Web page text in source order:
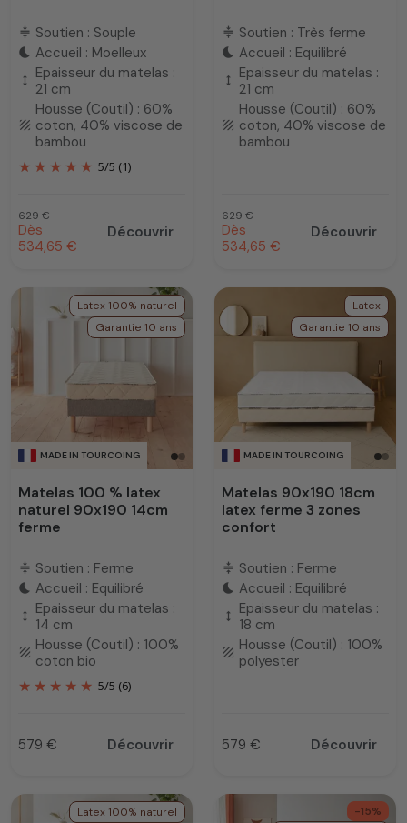
compress Soutien : Souple
bedtime Accueil : Moelleux
height
Epaisseur du matelas :
21 cm
texture
Housse (Coutil) : 60%
coton, 40% viscose de
bambou
5/5 (1)
Prix habituel
629 €
Prix promotionnel
Dès
534,65 €
Découvrir
compress Soutien : Très ferme
bedtime Accueil : Equilibré
height
Epaisseur du matelas :
21 cm
texture
Housse (Coutil) : 60%
coton, 40% viscose de
bambou
Prix habituel
629 €
Prix promotionnel
Dès
534,65 €
Découvrir
MADE IN TOURCOING
Latex 100% naturel
Garantie 10 ans
Matelas 100 % latex
naturel 90x190 14cm
ferme
compress Soutien : Ferme
bedtime Accueil : Equilibré
height
Epaisseur du matelas :
14 cm
texture Housse (Coutil) : 100%
coton bio
5/5 (6)
Prix
579 € Découvrir
MADE IN TOURCOING
Latex
Garantie 10 ans
Matelas 90x190 18cm
latex ferme 3 zones
confort
compress Soutien : Ferme
bedtime Accueil : Equilibré
height
Epaisseur du matelas :
18 cm
texture Housse (Coutil) : 100%
polyester
Prix
579 € Découvrir
Latex 100% naturel
-15%